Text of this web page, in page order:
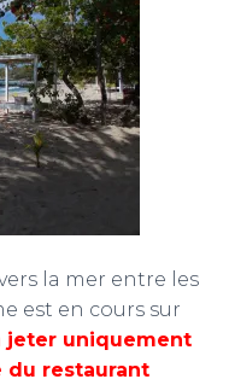
la mer entre les
est en cours sur
jeter uniquement
du restaurant